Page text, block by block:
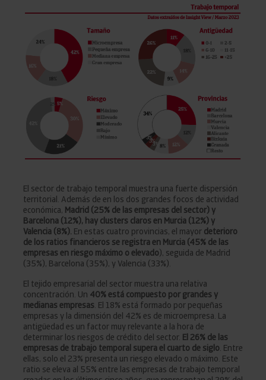
El sector de trabajo temporal muestra una fuerte dispersión
territorial. Además de en los dos grandes focos de actividad
económica, Madrid (25% de las empresas del sector) y
Barcelona (12%), hay clusters claros en Murcia (12%) y
Valencia (8%). En estas cuatro provincias, el mayor deterioro
de los ratios financieros se registra en Murcia (45% de las
empresas en riesgo máximo o elevado), seguida de Madrid
(35%), Barcelona (35%), y Valencia (33%).
El tejido empresarial del sector muestra una relativa
concentración. Un 40% está compuesto por grandes y
medianas empresas. El 18% está formado por pequeñas
empresas y la dimensión del 42% es de microempresa. La
antigüedad es un factor muy relevante a la hora de
determinar los riesgos de crédito del sector. El 26% de las
empresas de trabajo temporal supera el cuarto de siglo. Entre
ellas, solo el 23% presenta un riesgo elevado o máximo. Este
ratio se eleva al 55% entre las empresas de trabajo temporal